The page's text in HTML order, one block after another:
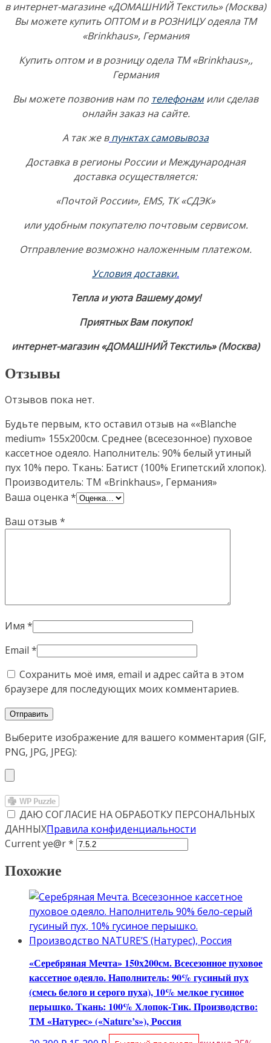
в интернет-магазине «ДОМАШНИЙ Текстиль» (Москва)
Вы можете купить ОПТОМ и в РОЗНИЦУ одеяла ТМ
«Brinkhaus», Германия
Купить оптом и в розницу одела ТМ «Brinkhaus»,,
Германия
Вы можете позвонив нам по телефонамили сделав
онлайн заказ на сайте.
А так же в пунктах самовывоза
Доставка в регионы России и Международная
доставка осуществляется:
«Почтой России», EMS, ТК «СДЭК»
или удобным покупателю почтовым сервисом.
Отправление возможно наложенным платежом.
Условия доставки.
Тепла и уюта Вашему дому!
Приятных Вам покупок!
интернет-магазин «ДОМАШНИЙ Текстиль» (Москва)
Отзывы
Отзывов пока нет.
Будьте первым, кто оставил отзыв на ««Blanche
medium» 155х200см. Среднее (всесезонное) пуховое
кассетное одеяло. Наполнитель: 90% белый утиный
пух 10% перо. Ткань: Батист (100% Египетский хлопок).
Производитель: ТМ «Brinkhaus», Германия»
Ваша оценка *
Ваш отзыв *
Имя *
Email *
Сохранить моё имя, email и адрес сайта в этом
браузере для последующих моих комментариев.
Выберите изображение для вашего комментария (GIF,
PNG, JPG, JPEG):
ДАЮ СОГЛАСИЕ НА ОБРАБОТКУ ПЕРСОНАЛЬНЫХ
ДАННЫХПравила конфиденциальности
Current ye@r*
Похожие
«Серебряная Мечта» 150х200см. Всесезонное пуховое
кассетное одеяло. Наполнитель: 90% гусиный пух
(смесь белого и серого пуха), 10% мелкое гусиное
перышко. Ткань: 100% Хлопок-Тик. Производство:
ТМ «Натурес» («Nature’s»), Россия